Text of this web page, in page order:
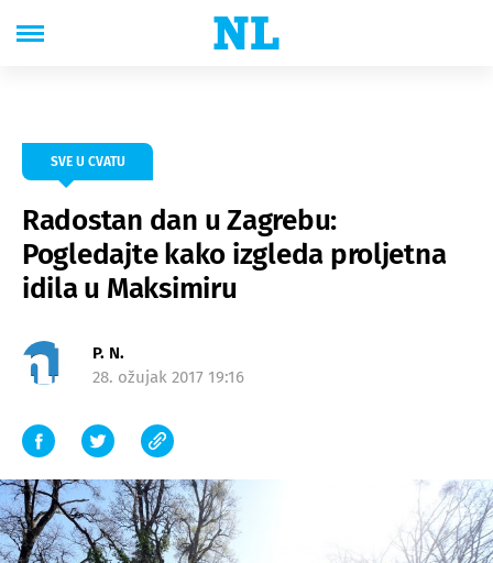
SVE U CVATU
Radostan dan u Zagrebu:
Pogledajte kako izgleda proljetna
idila u Maksimiru
P. N.
28. ožujak 2017 19:16